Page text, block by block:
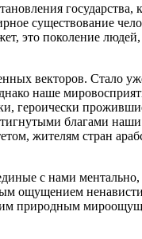
государства,
существование
это поколение
векторов. Стало
наше
героически
благами
жителям стран
с нами
ощущением
природным